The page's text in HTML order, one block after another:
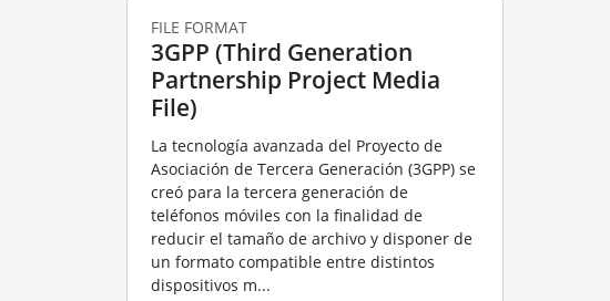
FILE FORMAT
3GPP (Third Generation
Partnership Project Media
File)
La tecnología avanzada del Proyecto de
Asociación de Tercera Generación (3GPP) se
creó para la tercera generación de
teléfonos móviles con la finalidad de
reducir el tamaño de archivo y disponer de
un formato compatible entre distintos
dispositivos m...